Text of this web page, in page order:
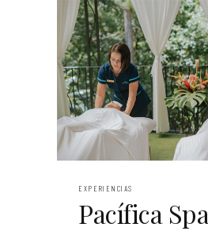
EXPERIENCIAS
Pacífica Spa